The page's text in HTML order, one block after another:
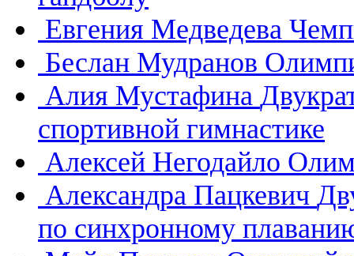
Евгения Медведева
Беслан Мудранов
Алия Мустафина
спортивной гимнастике
Алексей Негодайло
Александра Пацкевич
по синхронному